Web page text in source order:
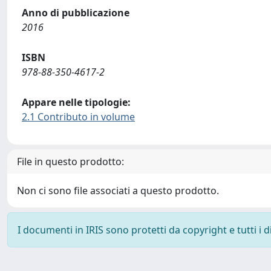
Anno di pubblicazione
2016
ISBN
978-88-350-4617-2
Appare nelle tipologie:
2.1 Contributo in volume
File in questo prodotto:
Non ci sono file associati a questo prodotto.
I documenti in IRIS sono protetti da copyright e tutti i